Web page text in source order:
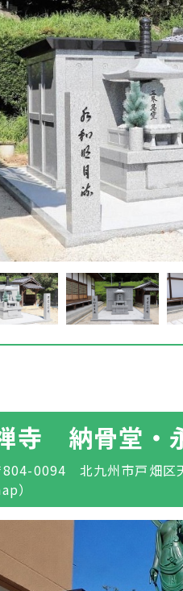
寺 納骨堂・
804-0094 北九州市戸畑区
）